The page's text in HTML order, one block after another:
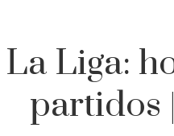
Liga:
partidos